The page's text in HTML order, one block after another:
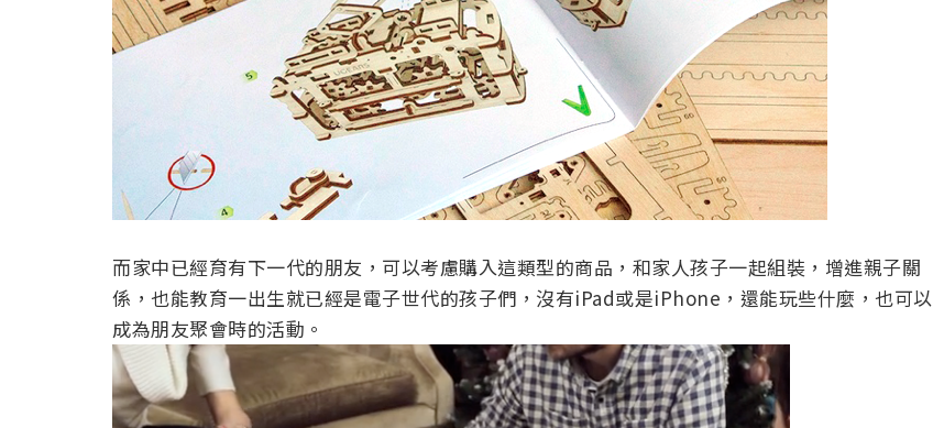
而家中已經育有下一代的朋友，可以考慮購入這類型的商品，和家人孩子一起組裝，增進親子關
係，也能教育一出生就已經是電子世代的孩子們，沒有iPad或是iPhone，還能玩些什麼，也可以
成為朋友聚會時的活動。